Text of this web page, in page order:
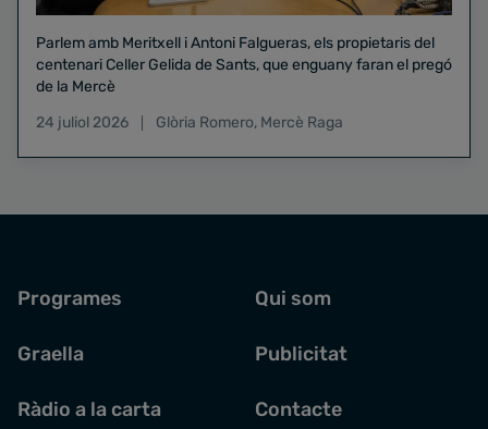
Parlem amb Meritxell i Antoni Falgueras, els propietaris del
centenari Celler Gelida de Sants, que enguany faran el pregó
de la Mercè
24 juliol 2026
Glòria Romero, Mercè Raga
Programes
Graella
Ràdio a la carta
Qui som
Publicitat
Contacte